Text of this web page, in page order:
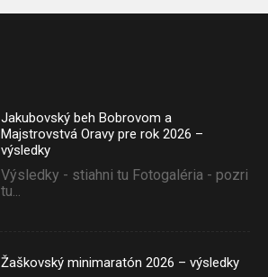
Jakubovský beh Bobrovom a
Majstrovstvá Oravy pre rok 2026 –
výsledky
Výsledky - stiahni tu Fotogaléria - pozri
tu...
Žaškovský minimaratón 2026 – výsledky